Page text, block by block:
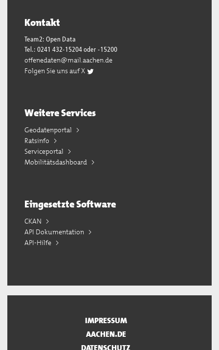
Kontakt
Team2: Open Data
Tel.: 0241 432-15204 oder -15200
offenedaten@mail.aachen.de
Folgen Sie uns auf X
Weitere Services
Geodatenportal
Ratsinfo
Serviceportal
Mobilitätsdashboard
Eingesetzte Software
CKAN
API Dokumentation
API-Hilfe
IMPRESSUM
AACHEN.DE
DATENSCHUTZ